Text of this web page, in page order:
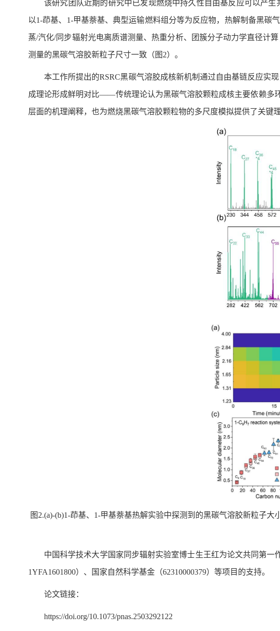
该研究团队近期的研究中已发现燃烧中持久性自由基反应可以产生
以1-茚基、1-甲基萘基、典型运输燃料组分等为反应物，热解制备黑
蒸/汽化/同步辐射光电离质谱测量、热重分析、团簇分子动力学直径计
测量的黑碳气溶胶新粒子尺寸一致（图2）。
本工作所提出的RSRC黑碳气溶胶成核新机制通过自由基链反应实
成理论形成鲜明对比——传统理论认为黑碳气溶胶颗粒成核主要依赖多
层面的机理阐释，也为燃烧黑碳气溶胶颗粒物的多尺度模拟提供了关键理
图2.(a)-(b)1-茚基、1-甲基萘基热解实验中探测到的黑碳气溶胶新粒子
中国科学技术大学国家同步辐射实验室博士生王红为论文共同第
1YFA1601800）、国家自然科学基金（62310000379）等项目的支持。
论文链接：
https://doi.org/10.1073/pnas.2503292122